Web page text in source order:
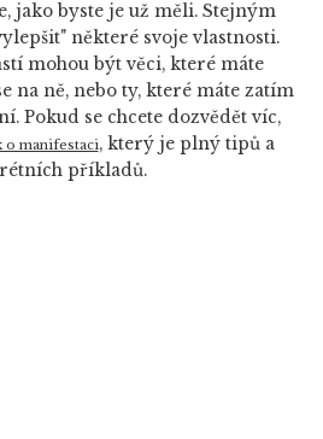
jako byste je už měli. Stejným
některé svoje vlastnosti.
mohou být věci, které máte
na ně, nebo ty, které máte zatím
Pokud se chcete dozvědět víc,
o manifestaci, který je plný tipů a
příkladů.